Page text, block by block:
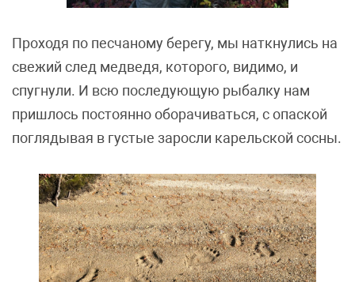
Проходя по песчаному берегу, мы наткнулись на
свежий след медведя, которого, видимо, и
спугнули. И всю последующую рыбалку нам
пришлось постоянно оборачиваться, с опаской
поглядывая в густые заросли карельской сосны.